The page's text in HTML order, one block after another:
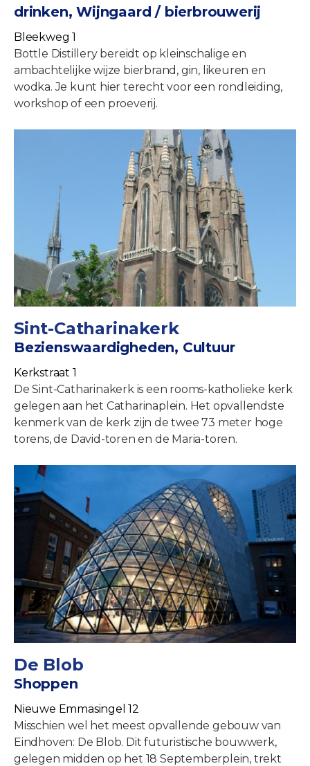
drinken, Wijngaard / bierbrouwerij
Bleekweg 1
Bottle Distillery bereidt op kleinschalige en
ambachtelijke wijze bierbrand, gin, likeuren en
wodka. Je kunt hier terecht voor een rondleiding,
workshop of een proeverij.
Sint-Catharinakerk
Bezienswaardigheden, Cultuur
Kerkstraat 1
De Sint-Catharinakerk is een rooms-katholieke kerk
gelegen aan het Catharinaplein. Het opvallendste
kenmerk van de kerk zijn de twee 73 meter hoge
torens, de David-toren en de Maria-toren.
De Blob
Shoppen
Nieuwe Emmasingel 12
Misschien wel het meest opvallende gebouw van
Eindhoven: De Blob. Dit futuristische bouwwerk,
gelegen midden op het 18 Septemberplein, trekt